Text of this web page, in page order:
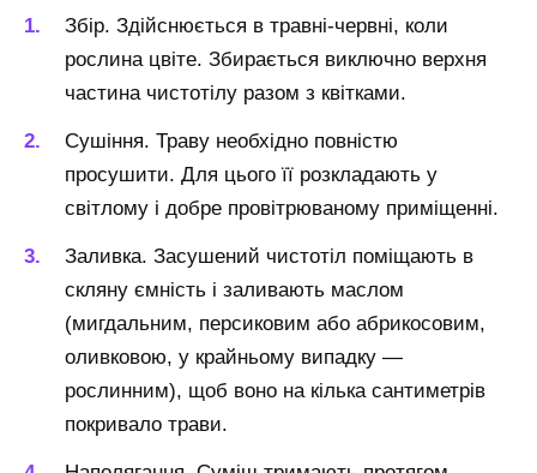
Збір. Здійснюється в травні-червні, коли
рослина цвіте. Збирається виключно верхня
частина чистотілу разом з квітками.
Сушіння. Траву необхідно повністю
просушити. Для цього її розкладають у
світлому і добре провітрюваному приміщенні.
Заливка. Засушений чистотіл поміщають в
скляну ємність і заливають маслом
(мигдальним, персиковим або абрикосовим,
оливковою, у крайньому випадку —
рослинним), щоб воно на кілька сантиметрів
покривало трави.